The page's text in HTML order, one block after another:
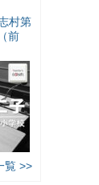
村第
前
覧 >>